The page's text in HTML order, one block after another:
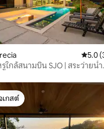
53 รีวิว คะแน
5.0
กล้สนามบิน SJO | สระว่ายน้ำ
สต์ที่สุด
เกสต์